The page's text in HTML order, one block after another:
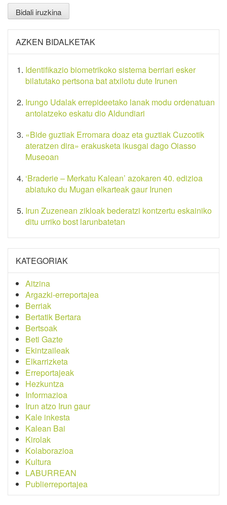
AZKEN BIDALKETAK
Identifikazio biometrikoko sistema berriari esker
bilatutako pertsona bat atxilotu dute Irunen
Irungo Udalak errepideetako lanak modu ordenatuan
antolatzeko eskatu dio Aldundiari
«Bide guztiak Erromara doaz eta guztiak Cuzcotik
ateratzen dira» erakusketa ikusgai dago Oiasso
Museoan
‘Braderie – Merkatu Kalean’ azokaren 40. edizioa
abiatuko du Mugan elkarteak gaur Irunen
Irun Zuzenean zikloak bederatzi kontzertu eskainiko
ditu urriko bost larunbatetan
KATEGORIAK
Aitzina
Argazki-erreportajea
Berriak
Bertatik Bertara
Bertsoak
Beti Gazte
Ekintzaileak
Elkarrizketa
Erreportajeak
Hezkuntza
Informazioa
Irun atzo Irun gaur
Kale inkesta
Kalean Bai
Kirolak
Kolaborazioa
Kultura
LABURREAN
Publierreportajea